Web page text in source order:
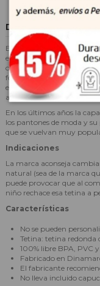
Descripción
Este tipo de chupete lleva
está fabricado con tetina
original con la que se
forma anatómica), que es
en el resto de Europa, en
anatómicas que son
En los últimos años la
los pantones de moda y
que se vuelvan muy
Indicaciones
La marca aconseja
natural (sea de la marca
puede provocar que al
niño rechace esa tetina a
Características
No se pueden
Tetina: tetina redonda
100% libre BPA, PVC
Fabricado en
El fabricante
No lleva incluido